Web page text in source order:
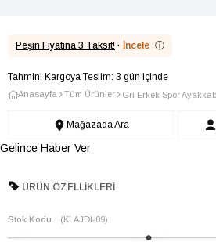
Peşin Fiyatına 3 Taksit! · İncele ⓘ
Tahmini Kargoya Teslim: 3 gün içinde
Anasayfa Tüm Ürünler Gri Erkek Spor
Mağazada Ara
Gelince Haber Ver
ÜRÜN ÖZELLIKLERI
Stok Kodu (KLAJDI-09)